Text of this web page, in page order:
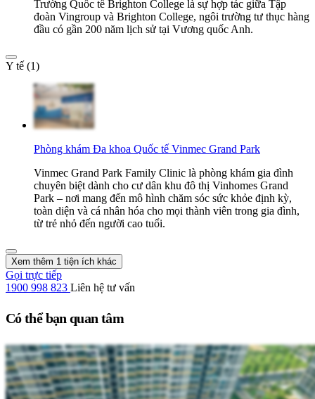
Trường Quốc tế Brighton College là sự hợp tác giữa Tập
đoàn Vingroup và Brighton College, ngôi trường tư thục hàng
đầu có gần 200 năm lịch sử tại Vương quốc Anh.
Y tế (1)
Phòng khám Đa khoa Quốc tế Vinmec Grand Park
Vinmec Grand Park Family Clinic là phòng khám gia đình
chuyên biệt dành cho cư dân khu đô thị Vinhomes Grand
Park – nơi mang đến mô hình chăm sóc sức khỏe định kỳ,
toàn diện và cá nhân hóa cho mọi thành viên trong gia đình,
từ trẻ nhỏ đến người cao tuổi.
Xem thêm 1 tiện ích khác
Gọi trực tiếp
1900 998 823 Liên hệ tư vấn
Có thể bạn quan tâm